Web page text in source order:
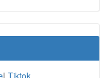
| Tiktok